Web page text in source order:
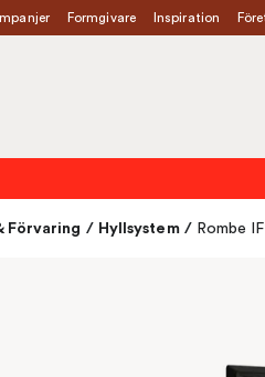
Formgivare Inspiration
Förvaring / Hyllsystem / Rombe